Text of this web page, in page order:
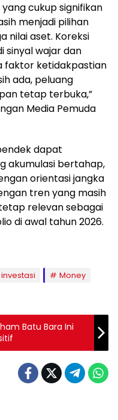
cukup signifikan
menjadi pilihan
nilai aset. Koreksi
sinyal wajar dan
faktor ketidakpastian
ada, peluang
tetap terbuka,”
Media Pemuda
dapat
akumulasi bertahap,
orientasi jangka
tren yang masih
relevan sebagai
di awal tahun 2026.
investasi
Money
Batu Bara Ini